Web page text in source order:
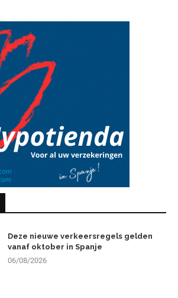
Deze nieuwe verkeersregels gelden
vanaf oktober in Spanje
06/08/2026